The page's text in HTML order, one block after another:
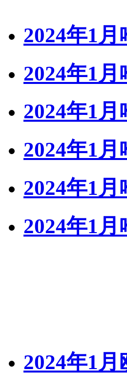
2024年1
2024年1
2024年1
2024年1
2024年1
2024年1
2024年1